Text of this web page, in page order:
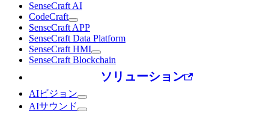
SenseCraft AI
CodeCraft
SenseCraft APP
SenseCraft Data Platform
SenseCraft HMI
SenseCraft Blockchain
ソリューション
AIビジョン
AIサウンド